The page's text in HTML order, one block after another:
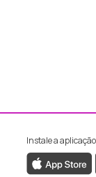
RTP
da RTP
Instale a aplicação